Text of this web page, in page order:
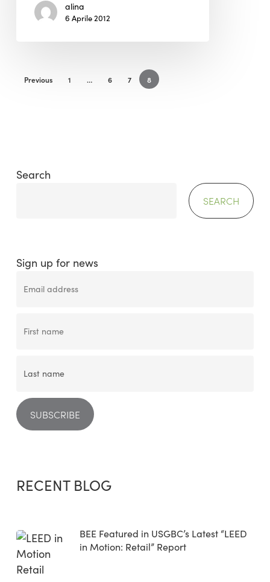
alina
6 Aprile 2012
Previous 1 … 6 7 8
Search
SEARCH
Sign up for news
RECENT BLOG
BEE Featured in USGBC’s Latest “LEED
in Motion: Retail” Report